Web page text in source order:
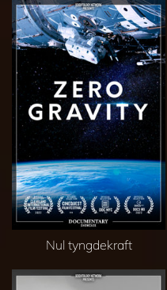
Nul tyngdekraft